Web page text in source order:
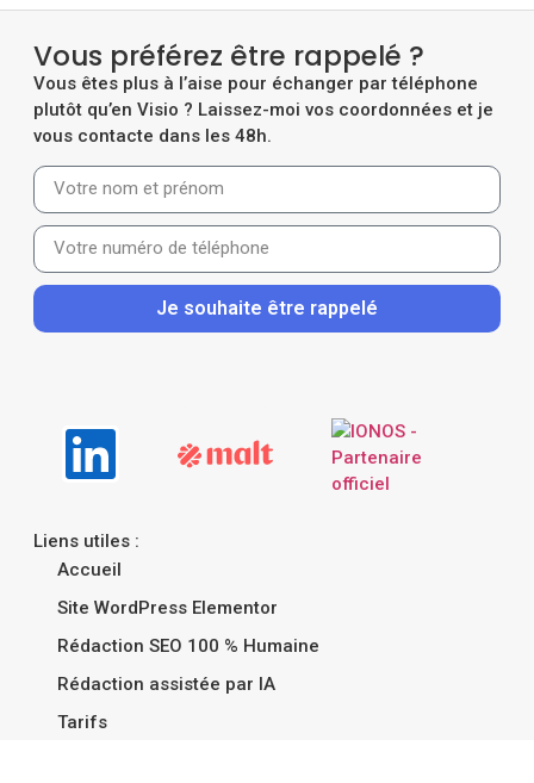
Liens utiles :
Accueil
Site WordPress Elementor
Rédaction SEO 100 % Humaine
Rédaction assistée par IA
Tarifs
Vous préférez être rappelé ?
Vous êtes plus à l’aise pour échanger par téléphone
plutôt qu’en Visio ? Laissez-moi vos coordonnées et je
vous contacte dans les 48h.
Je souhaite être rappelé